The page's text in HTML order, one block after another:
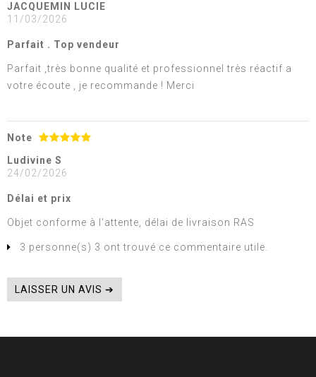
JACQUEMIN LUCIE
11/03/2026
Parfait . Top vendeur
Parfait ,très bonne qualité et professionnel très réactif a
votre écoute , je recommande ! Merci
Note
Ludivine S
24/02/2026
Délai et prix
Objet conforme à l'attente, délai de livraison RAS
3 personne(s) 3 ont trouvé ce commentaire utile.
LAISSER UN AVIS ➔